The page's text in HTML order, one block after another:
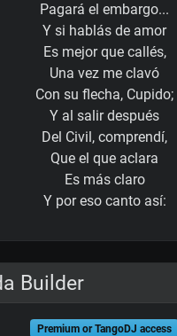
Pagará el embargo...
Y si hablás de amor
Es mejor que callés,
Una vez me clavó
Con su flecha, Cupido;
Y al salir después
Del Civil, comprendí,
Que el que aclara
Es más claro
Y por eso canto así:
Builder
Premium or TangoDJ access